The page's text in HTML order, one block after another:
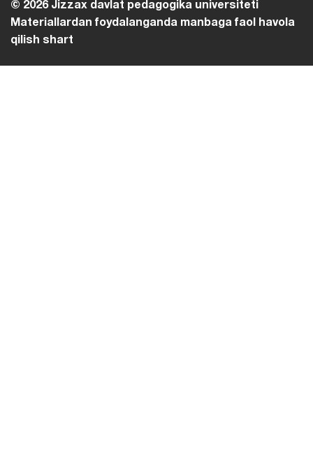
© 2026 Jizzax davlat pedagogika universiteti
Materiallardan foydalanganda manbaga faol havola
qilish shart